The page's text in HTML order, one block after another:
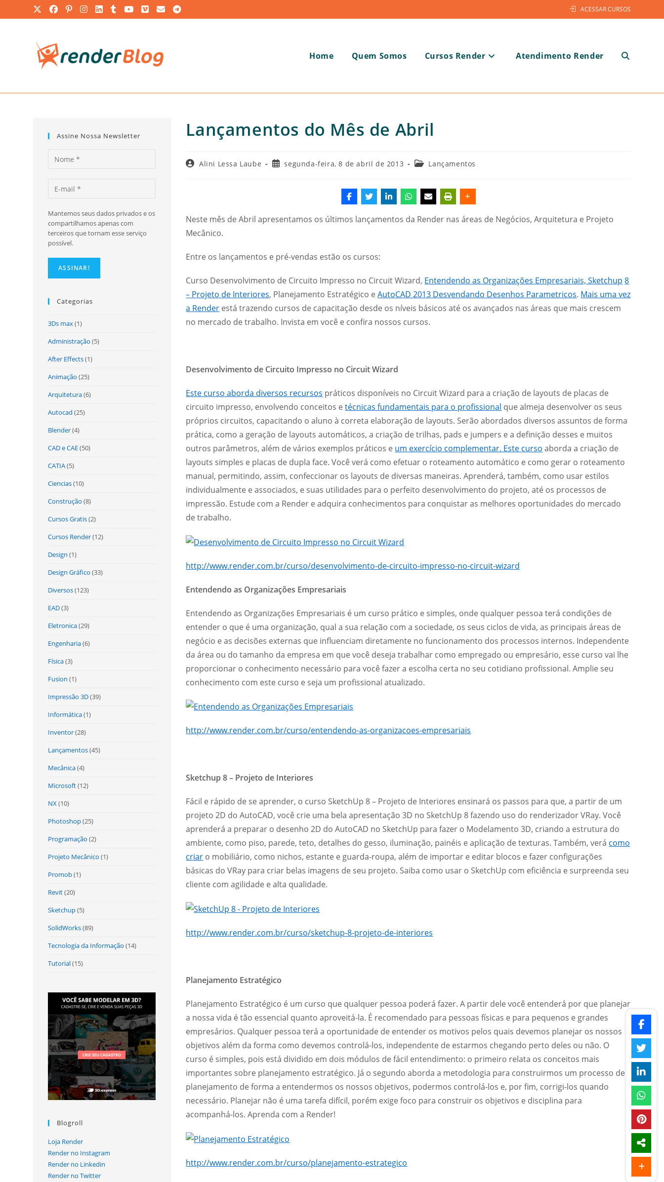
para
ACESSAR CURSOS
Home Quem Somos Cursos Render Atendimento Render Alternar
site
Lançamentos do Mês de Abril
AutorAlini Lessa Laube
Postsegunda-feira, 8 de abril de 2013
Categoria
Lançamentos
Neste mês de Abril apresentamos os últimos lançamentos da Render nas áreas de Negócios, Arquitetura e Projeto
Mecânico.
Entre os lançamentos e pré-vendas estão os cursos:
Curso Desenvolvimento de Circuito Impresso no Circuit Wizard, Entendendo as Organizações Empresariais, Sketchup 8
– Projeto de Interiores, Planejamento Estratégico eAutoCAD 2013 Desvendando Desenhos Parametricos. Mais uma vez
a Render está trazendo cursos de capacitação desde os níveis básicos até os avançados nas áreas que mais crescem
no mercado de trabalho. Invista em você e confira nossos cursos.
Desenvolvimento de Circuito Impresso no Circuit Wizard
Este curso aborda diversos recursos práticos disponíveis no Circuit Wizard para a criação de layouts de placas de
circuito impresso, envolvendo conceitos etécnicas fundamentais para o profissional que almeja desenvolver os seus
próprios circuitos, capacitando o aluno à correta elaboração de layouts. Serão abordados diversos assuntos de forma
prática, como a geração de layouts automáticos, a criação de trilhas, pads e jumpers e a definição desses e muitos
outros parâmetros, além de vários exemplos práticos e um exercício complementar. Este curso aborda a criação de
layouts simples e placas de dupla face. Você verá como efetuar o roteamento automático e como gerar o roteamento
manual, permitindo, assim, confeccionar os layouts de diversas maneiras. Aprenderá, também, como usar estilos
individualmente e associados, e suas utilidades para o perfeito desenvolvimento do projeto, até os processos de
impressão. Estude com a Render e adquira conhecimentos para conquistar as melhores oportunidades do mercado
de trabalho.
http://www.render.com.br/curso/desenvolvimento-de-circuito-impresso-no-circuit-wizard
Entendendo as Organizações Empresariais
Entendendo as Organizações Empresariais é um curso prático e simples, onde qualquer pessoa terá condições de
entender o que é uma organização, qual a sua relação com a sociedade, os seus ciclos de vida, as principais áreas de
negócio e as decisões externas que influenciam diretamente no funcionamento dos processos internos. Independente
da área ou do tamanho da empresa em que você deseja trabalhar como empregado ou empresário, esse curso vai lhe
proporcionar o conhecimento necessário para você fazer a escolha certa no seu cotidiano profissional. Amplie seu
conhecimento com este curso e seja um profissional atualizado.
http://www.render.com.br/curso/entendendo-as-organizacoes-empresariais
Sketchup 8 – Projeto de Interiores
Fácil e rápido de se aprender, o curso SketchUp 8 – Projeto de Interiores ensinará os passos para que, a partir de um
projeto 2D do AutoCAD, você crie uma bela apresentação 3D no SketchUp 8 fazendo uso do renderizador VRay. Você
aprenderá a preparar o desenho 2D do AutoCAD no SketchUp para fazer o Modelamento 3D, criando a estrutura do
ambiente, como piso, parede, teto, detalhes do gesso, iluminação, painéis e aplicação de texturas. Também, verá como
criar o mobiliário, como nichos, estante e guarda-roupa, além de importar e editar blocos e fazer configurações
básicas do VRay para criar belas imagens de seu projeto. Saiba como usar o SketchUp com eficiência e surpreenda seu
cliente com agilidade e alta qualidade.
http://www.render.com.br/curso/sketchup-8-projeto-de-interiores
Planejamento Estratégico
Planejamento Estratégico é um curso que qualquer pessoa poderá fazer. A partir dele você entenderá por que planejar
a nossa vida é tão essencial quanto aproveitá-la. É recomendado para pessoas físicas e para pequenos e grandes
empresários. Qualquer pessoa terá a oportunidade de entender os motivos pelos quais devemos planejar os nossos
objetivos além da forma como devemos controlá-los, independente de estarmos chegando perto deles ou não. O
curso é simples, pois está dividido em dois módulos de fácil entendimento: o primeiro relata os conceitos mais
importantes sobre planejamento estratégico. Já o segundo aborda a metodologia para construirmos um processo de
planejamento de forma a entendermos os nossos objetivos, podermos controlá-los e, por fim, corrigi-los quando
necessário. Planejar não é uma tarefa difícil, porém exige foco para construir os objetivos e disciplina para
acompanhá-los. Aprenda com a Render!
http://www.render.com.br/curso/planejamento-estrategico
Assine Nossa Newsletter
Mantemos seus dados privados e os
compartilhamos apenas com
terceiros que tornam esse serviço
possível.
Categorias
3Ds max(1)
Administração (5)
After Effects(1)
Animação (25)
Arquitetura(6)
Autocad (25)
Blender(4)
CAD e CAE(50)
CATIA(5)
Ciencias(10)
Construção (8)
Cursos Gratis(2)
Cursos Render(12)
Design (1)
Design Gráfico (33)
Diversos(123)
EAD(3)
Eletronica(29)
Engenharia(6)
Física(3)
Fusion (1)
Impressão 3D(39)
Informática(1)
Inventor(28)
Lançamentos(45)
Mecânica(4)
Microsoft(12)
NX(10)
Photoshop(25)
Programação (2)
Projeto Mecânico (1)
Promob(1)
Revit(20)
Sketchup(5)
SolidWorks(89)
Tecnologia da Informação (14)
Tutorial(15)
Blogroll
Loja Render
Render no Instagram
Render no Linkedin
Render no Twitter